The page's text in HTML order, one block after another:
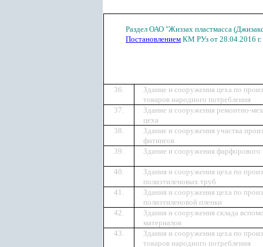
Раздел ОАО "Жиззах пластмасса
Постановлением КМ РУз от 28.04.2016 г.
36.
Здание и сооружения цеха по
товаров народного потребления
37.
Здание и сооружения ремонтно-
цеха
38.
Здание и сооружения участка
фитингов
39.
Здание и сооружения фарфорового
40.
Здания и сооружения цеха по
полиэтиленовых труб
41.
Здания и сооружения цеха по
полиэтиленовой пленки
42.
Здания и сооружения склада
материалов
43.
Здания и сооружения цеха по
товаров народного потребления